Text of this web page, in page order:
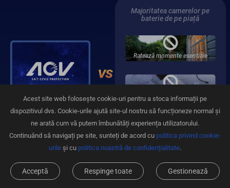
Majoritatea camerelor pe
baterie de pe piață
Ratează momente esențiale
Nu poate lucra suficient de mult
ascunse
01Întotdeauna înregistrează, situații sau
Acest site web folosește cookie-uri pentru a stoca informații pe
dispozitivul dvs. Cookie-urile ajută site-ul nostru să funcționeze normal și
ne arată cum vă putem îmbunătăți experiența utilizatorului.
Continuând să navigați pe site, sunteți de acord cu politica privind cookie-
urile și cu politica noastră de confidențialitate.
Gestionează
Respinge toate
Acceptă